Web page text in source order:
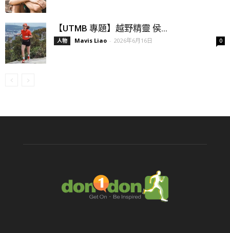
【UTMB 專題】越野精靈 侯...
人物 Mavis Liao - 2026年6月16日 0